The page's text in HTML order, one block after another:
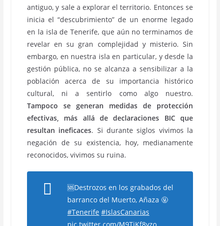
antiguo, y sale a explorar el territorio. Entonces se
inicia el “descubrimiento” de un enorme legado
en la isla de Tenerife, que aún no terminamos de
revelar en su gran complejidad y misterio. Sin
embargo, en nuestra isla en particular, y desde la
gestión pública, no se alcanza a sensibilizar a la
población acerca de su importancia histórico
cultural, ni a sentirlo como algo nuestro.
Tampoco se generan medidas de protección
efectivas, más allá de declaraciones BIC que
resultan ineficaces. Si durante siglos vivimos la
negación de su existencia, hoy, medianamente
reconocidos, vivimos su ruina.
🆘Destrozos en los grabados del
barranco del Muerto, Añaza 🤬
#Tenerife #IslasCanarias